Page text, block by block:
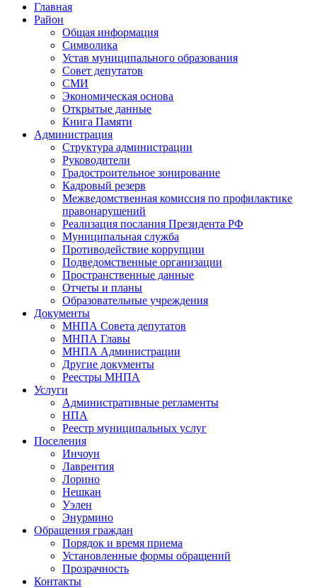
Главная
Район
Общая информация
Символика
Устав муниципального образования
Совет депутатов
СМИ
Экономическая основа
Открытые данные
Книга Памяти
Администрация
Структура администрации
Руководители
Градостроительное зонирование
Кадровый резерв
Межведомственная комиссия по профилактике
правонарушений
Реализация послания Президента РФ
Муниципальная служба
Противодействие коррупции
Подведомственные организации
Пространственные данные
Отчеты и планы
Образовательные учреждения
Документы
МНПА Совета депутатов
МНПА Главы
МНПА Администрации
Другие документы
Реестры МНПА
Услуги
Административные регламенты
НПА
Реестр муниципальных услуг
Поселения
Инчоун
Лаврентия
Лорино
Нешкан
Уэлен
Энурмино
Обращения граждан
Порядок и время приема
Установленные формы обращений
Прозрачность
Контакты